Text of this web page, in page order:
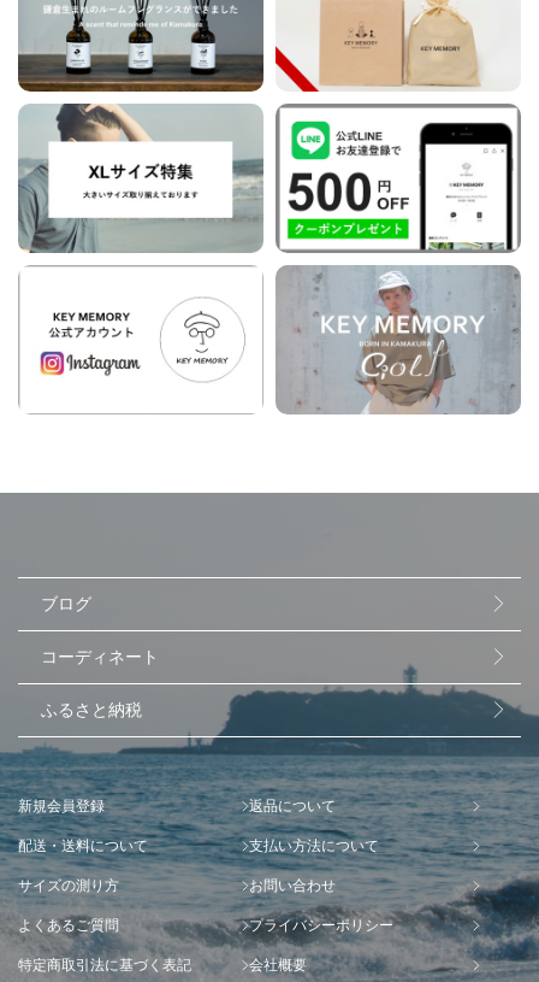
ブログ
コーディネート
ふるさと納税
新規会員登録 返品について
配送・送料について 支払い方法について
サイズの測り方 お問い合わせ
よくあるご質問 プライバシーポリシー
特定商取引法に基づく表記 会社概要